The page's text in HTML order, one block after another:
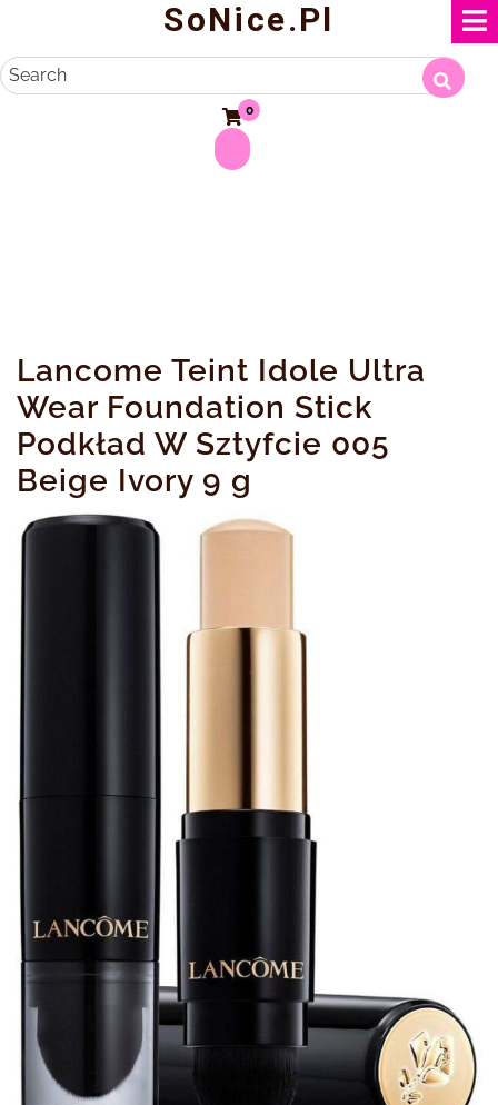
content
SoNice.pl
Search
0
Lancome Teint Idole Ultra
Wear Foundation Stick
Podkład W Sztyfcie 005
Beige Ivory 9 g